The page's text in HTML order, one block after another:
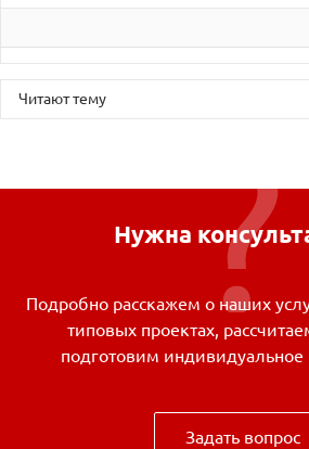
Читают тему
Нужна
Подробно расскажем о наших
типовых проектах,
подготовим
Задать вопрос